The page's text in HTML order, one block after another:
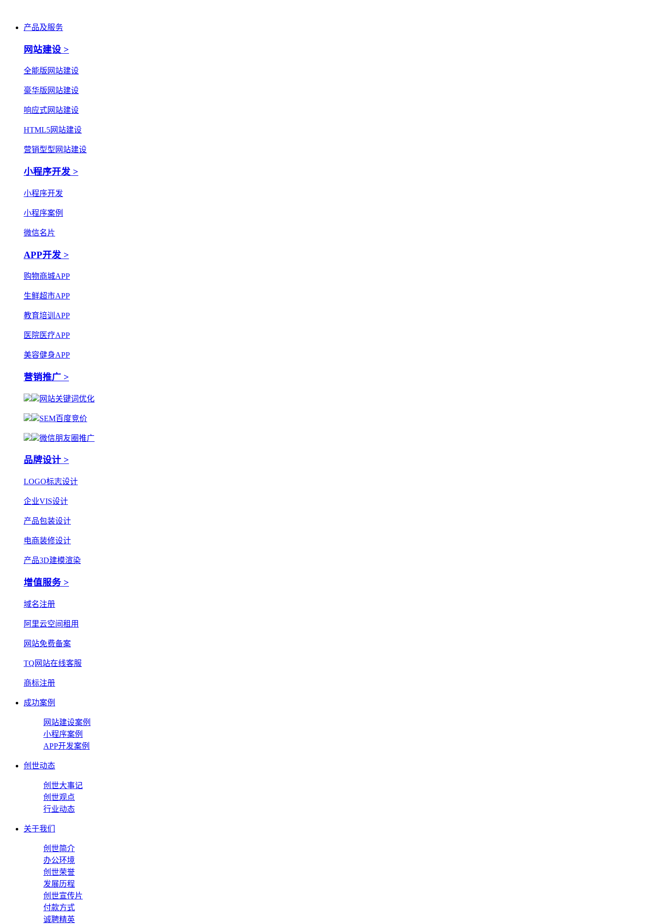
产品及服务
网站建设 >
全能版网站建设
豪华版网站建设
响应式网站建设
HTML5网站建设
营销型型网站建设
小程序开发 >
小程序开发
小程序案例
微信名片
APP开发 >
购物商城APP
生鲜超市APP
教育培训APP
医院医疗APP
美容健身APP
营销推广 >
网站关键词优化
SEM百度竞价
微信朋友圈推广
品牌设计 >
LOGO标志设计
企业VIS设计
产品包装设计
电商装修设计
产品3D建模渲染
增值服务 >
域名注册
阿里云空间租用
网站免费备案
TQ网站在线客服
商标注册
成功案例
网站建设案例
小程序案例
APP开发案例
创世动态
创世大事记
创世观点
行业动态
关于我们
创世简介
办公环境
创世荣誉
发展历程
创世宣传片
付款方式
诚聘精英